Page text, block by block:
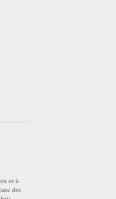
or à
des